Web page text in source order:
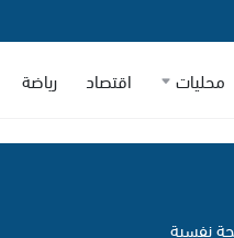
محليات اقتصاد رياضة
نفسية